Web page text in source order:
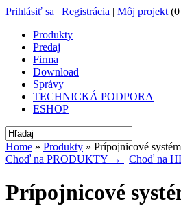
Prihlásiť sa | Registrácia | Môj projekt
Produkty
Predaj
Firma
Download
Správy
TECHNICKÁ PODPORA
ESHOP
Home » Produkty » Prípojnicové
Choď na PRODUKTY → | Choď na
Prípojnicové